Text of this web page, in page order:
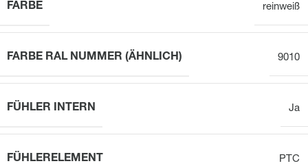
FARBE reinweiß
FARBE RAL NUMMER (ÄHNLICH) 9010
FÜHLER INTERN Ja
FÜHLERELEMENT PTC